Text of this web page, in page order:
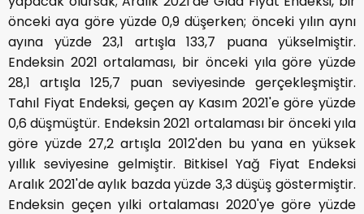
önceki aya göre yüzde 0,9 düşerken; önceki yılın aynı
ayına yüzde 23,1 artışla 133,7 puana yükselmiştir.
Endeksin 2021 ortalaması, bir önceki yıla göre yüzde
28,1 artışla 125,7 puan seviyesinde gerçekleşmiştir.
Tahıl Fiyat Endeksi, geçen ay Kasım 2021'e göre yüzde
0,6 düşmüştür. Endeksin 2021 ortalaması bir önceki yıla
göre yüzde 27,2 artışla 2012'den bu yana en yüksek
yıllık seviyesine gelmiştir. Bitkisel Yağ Fiyat Endeksi
Aralık 2021'de aylık bazda yüzde 3,3 düşüş göstermiştir.
Endeksin geçen yılki ortalaması 2020'ye göre yüzde